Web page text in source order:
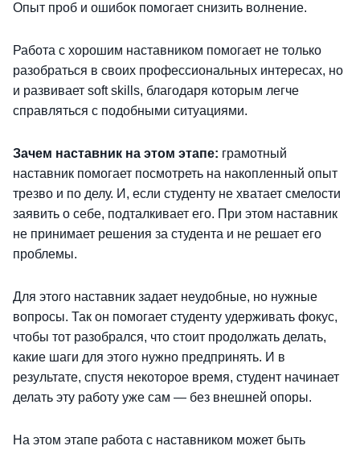
Опыт проб и ошибок помогает снизить волнение.
Работа с хорошим наставником помогает не только
разобраться в своих профессиональных интересах, но
и развивает soft skills, благодаря которым легче
справляться с подобными ситуациями.
Зачем наставник на этом этапе: грамотный
наставник помогает посмотреть на накопленный опыт
трезво и по делу. И, если студенту не хватает смелости
заявить о себе, подталкивает его. При этом наставник
не принимает решения за студента и не решает его
проблемы.
Для этого наставник задает неудобные, но нужные
вопросы. Так он помогает студенту удерживать фокус,
чтобы тот разобрался, что стоит продолжать делать,
какие шаги для этого нужно предпринять. И в
результате, спустя некоторое время, студент начинает
делать эту работу уже сам — без внешней опоры.
На этом этапе работа с наставником может быть